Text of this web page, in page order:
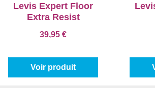
Levis Expert Floor
Extra Resist
39,95 €
Voir produit